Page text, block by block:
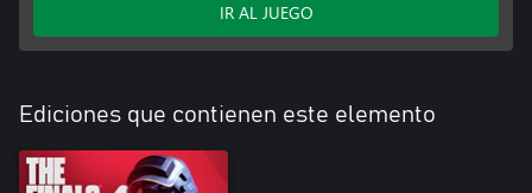
IR AL JUEGO
Ediciones que contienen este elemento